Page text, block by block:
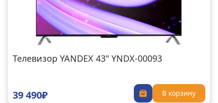
Телевизор YANDEX 43" YNDX-00093
39 490₽ В корзину